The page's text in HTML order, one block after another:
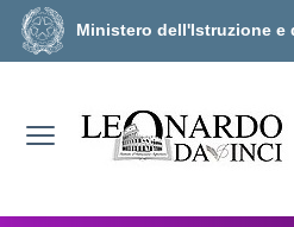
Vai ai contenuti
Vai al menu di navigazione
Vai al footer
Ministero dell'Istruzione e